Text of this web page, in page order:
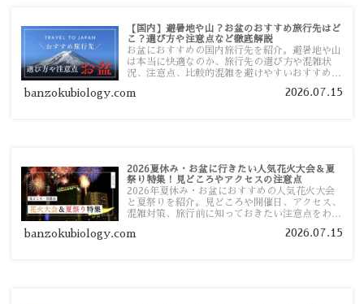
【国内】避暑地や山？お盆のおすすめ旅行先はど
こ？選び方や注意点など徹底解説
お盆におすすめの国内旅行先を紹介。避暑地や山
は本当に快適なのか、旅行先の選び方や混雑状
況、注意点、比較的混雑を避けやすいおすすめス
す。
banzokubiology.com 2026.07.15
2026夏休み・お盆に行きたい人気花火大会＆夏
祭り特集！見どころやアクセスの注意点
2026年夏休み・お盆におすすめの人気花火大会
と夏祭りを紹介。見どころや開催日、アクセス、
混雑対策、旅行前に知っておきたい注意点をわか
banzokubiology.com 2026.07.15